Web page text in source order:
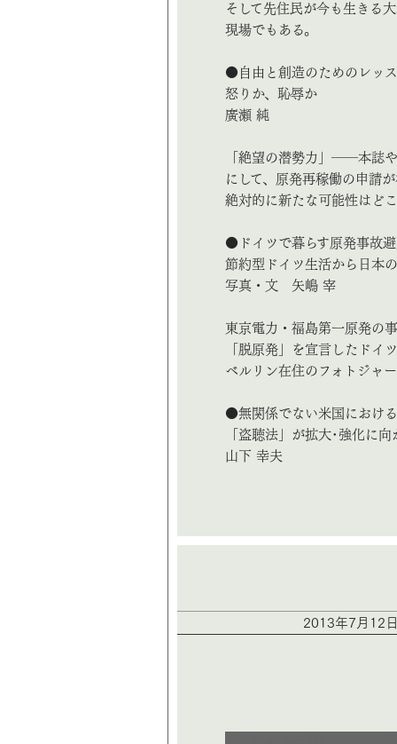
そして先住民が今も生きる
現場でもある。
●自由と創造のためのレッ
怒りか、恥辱か
廣瀬 純
「絶望の潜勢力」――本誌
にして、原発再稼働の申請
絶対的に新たな可能性はど
●ドイツで暮らす原発事故
節約型ドイツ生活から日本
写真・文 矢嶋 宰
東京電力・福島第一原発の
「脱原発」を宣言したドイ
ベルリン在住のフォトジャ
●無関係でない米国におけ
「盗聴法」が拡大･強化に向
山下 幸夫
2013年7月12